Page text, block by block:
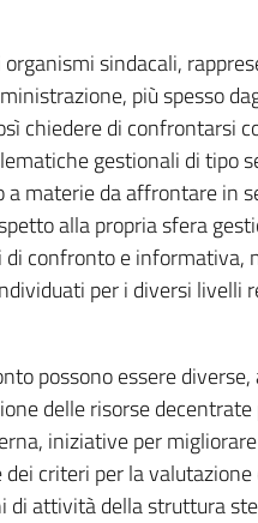
sindacali,
più spesso
chiedere di confrontarsi
gestionali di tipo
a materie da affrontare in
alla propria sfera
confronto e informativa,
per i diversi livelli
possono essere
delle risorse
iniziative per
criteri per la
di attività della struttura